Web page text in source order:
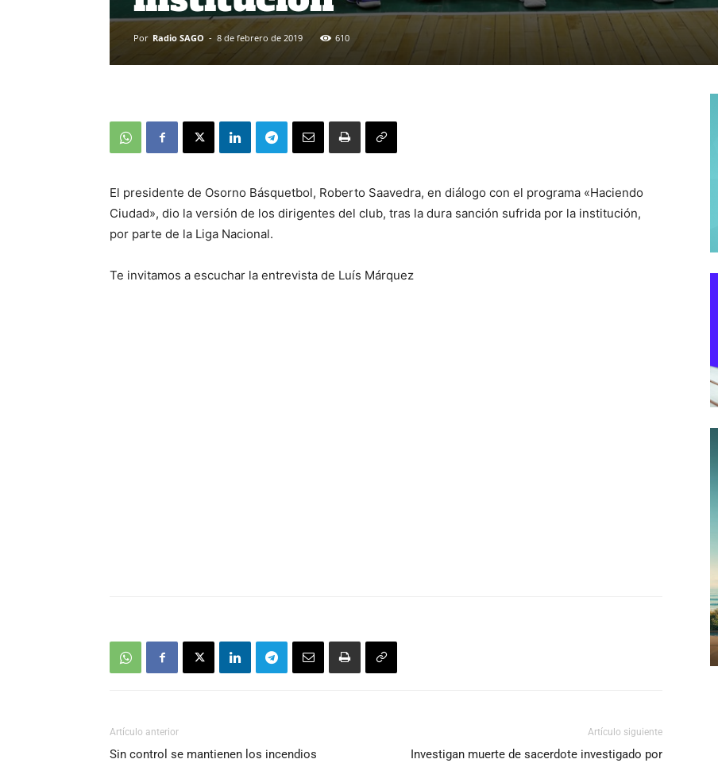
Por Radio SAGO - 8 de febrero de 2019 610
El presidente de Osorno Básquetbol, Roberto Saavedra, en diálogo con el programa «Haciendo
Ciudad», dio la versión de los dirigentes del club, tras la dura sanción sufrida por la institución,
por parte de la Liga Nacional.
Te invitamos a escuchar la entrevista de Luís Márquez
Artículo anterior
Sin control se mantienen los incendios
Artículo siguiente
Investigan muerte de sacerdote investigado por